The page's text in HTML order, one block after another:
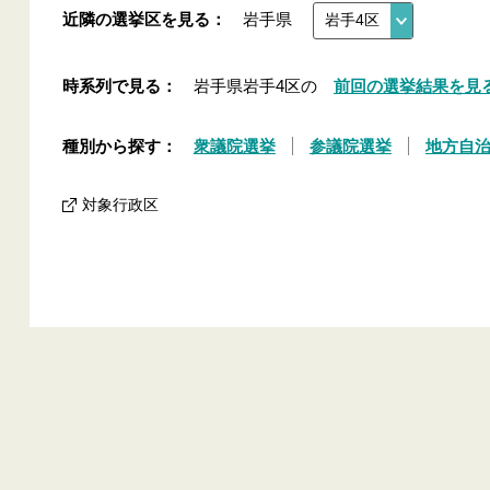
近隣の選挙区を見る： 岩手県
時系列で見る： 岩手県岩手4区の 前回の選挙結果を見
種別から探す： 衆議院選挙 参議院選挙 地方自
対象行政区